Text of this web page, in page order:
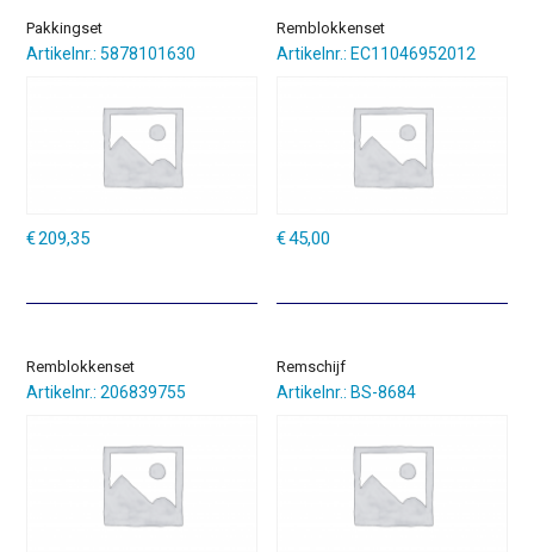
Pakkingset
Artikelnr.: 5878101630
€209,35
Remblokkenset
Artikelnr.: EC11046952012
€45,00
Remblokkenset
Artikelnr.: 206839755
Remschijf
Artikelnr.: BS-8684